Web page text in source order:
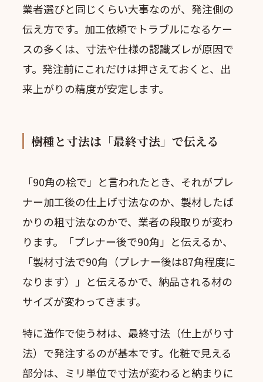
業者選びと同じくらい大事なのが、発注側の
伝え方です。加工依頼でトラブルになるケー
スの多くは、寸法や仕様の認識ズレが原因で
す。発注前にこれだけは押さえておくと、出
来上がりの精度が安定します。
樹種と寸法は「最終寸法」で伝える
「90角の桧で」と言われたとき、それがプレ
ナー加工後の仕上げ寸法なのか、製材したば
かりの粗寸法なのかで、業者の段取りが変わ
ります。「プレナー後で90角」と伝えるか、
「製材寸法で90角（プレナー後は87角程度に
なります）」と伝えるかで、納品される材の
サイズが変わってきます。
特に造作で使う材は、最終寸法（仕上がり寸
法）で発注するのが基本です。化粧で見える
部分は、ミリ単位で寸法が変わると納まりに